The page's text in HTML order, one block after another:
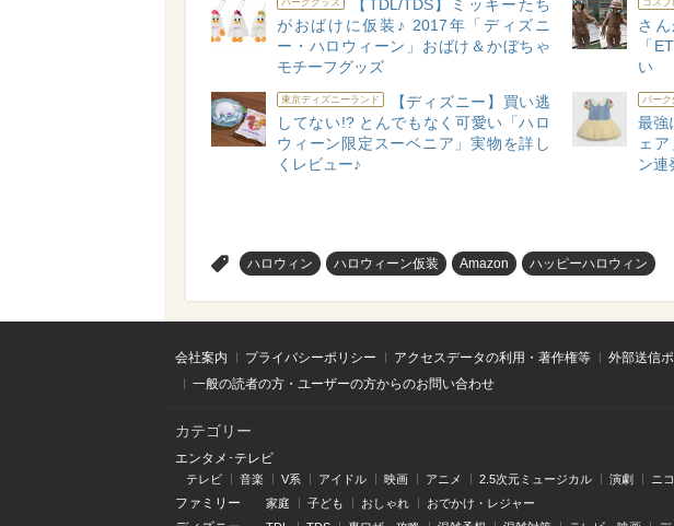
【TDL/TDS】ミッキーたち
がおばけに仮装♪ 2017年「ディズニ
ー・ハロウィーン」おばけ＆かぼちゃ
モチーフグッズ
さ
「
い
東京ディズニーランド
【ディズニー】買い逃
してない!? とんでもなく可愛い「ハロ
ウィーン限定スーベニア」実物を詳し
くレビュー♪
パーク
最強
ェ
ン連
ハロウィン ハロウィーン仮装 Amazon ハッピーハロウィン
会社案内 プライバシーポリシー アクセスデータの利用・著作権等 外部送信
一般の読者の方・ユーザーの方からのお問い合わせ
カテゴリー
エンタメ･テレビ
テレビ 音楽 V系 アイドル 映画 アニメ 2.5次元ミュージカル 演劇 ニ
ファミリー 家庭 子ども おしゃれ おでかけ・レジャー